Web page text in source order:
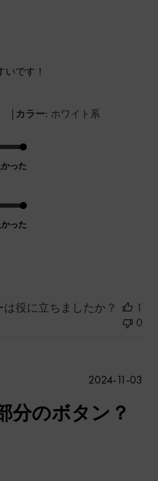
です！
| カラー: ホワイト系
った
った
は役に立ちましたか？
1
0
分のボタン？
公
2024-11-03